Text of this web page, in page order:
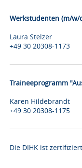
Werkstudenten (m/w/
Laura Stelzer
+49 30 20308-1173
Traineeprogramm
Karen Hildebrandt
+49 30 20308-1175
Die DIHK ist